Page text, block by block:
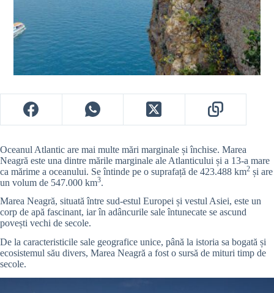
Oceanul Atlantic are mai multe mări marginale și închise. Marea
Neagră este una dintre mările marginale ale Atlanticului și a 13-a mare
ca mărime a oceanului. Se întinde pe o suprafață de 423.488 km2 și are
un volum de 547.000 km3.
Marea Neagră, situată între sud-estul Europei și vestul Asiei, este un
corp de apă fascinant, iar în adâncurile sale întunecate se ascund
povești vechi de secole.
De la caracteristicile sale geografice unice, până la istoria sa bogată și
ecosistemul său divers, Marea Neagră a fost o sursă de mituri timp de
secole.